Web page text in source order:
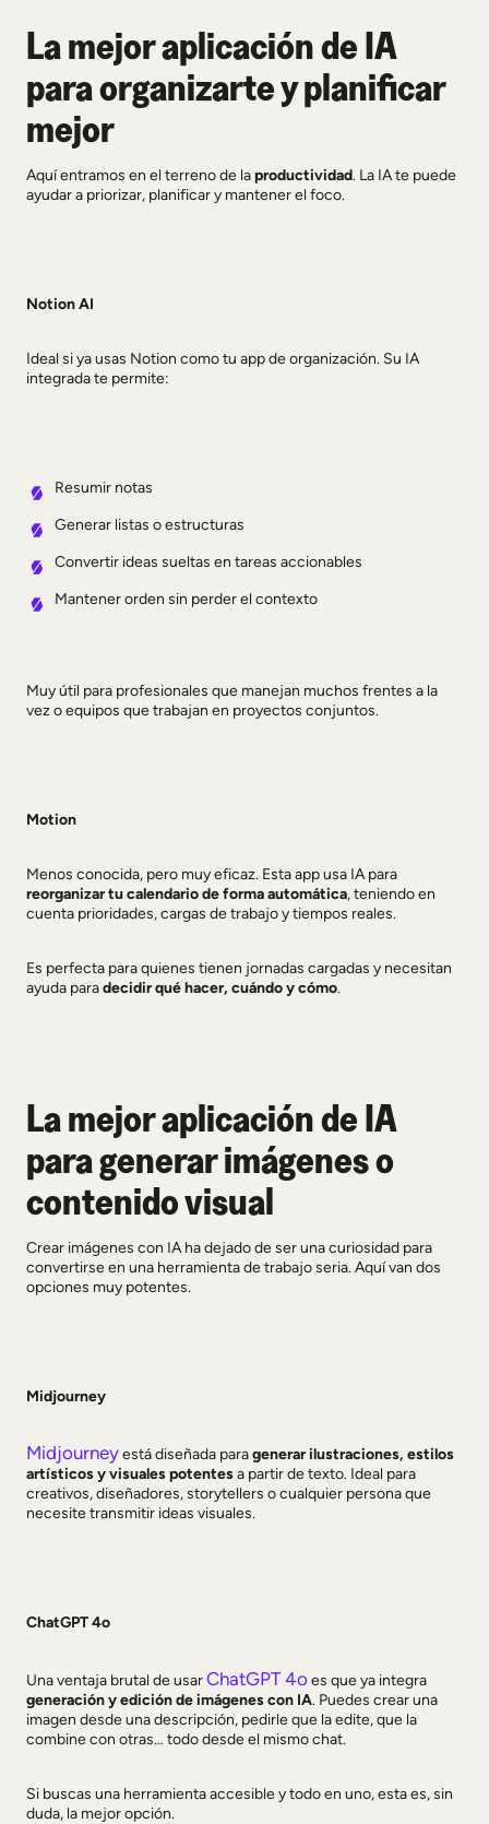
La mejor aplicación de IA
para organizarte y planificar
mejor
Aquí entramos en el terreno de laproductividad. La IA te puede
ayudar a priorizar, planificar y mantener el foco.
Notion AI
Ideal si ya usas Notion como tu app de organización. Su IA
integrada te permite:
Resumir notas
Generar listas o estructuras
Convertir ideas sueltas en tareas accionables
Mantener orden sin perder el contexto
Muy útil para profesionales que manejan muchos frentes a la
vez o equipos que trabajan en proyectos conjuntos.
Motion
Menos conocida, pero muy eficaz. Esta app usa IA para
reorganizar tu calendario de forma automática, teniendo en
cuenta prioridades, cargas de trabajo y tiempos reales.
Es perfecta para quienes tienen jornadas cargadas y necesitan
ayuda paradecidir qué hacer, cuándo y cómo.
La mejor aplicación de IA
para generar imágenes o
contenido visual
Crear imágenes con IA ha dejado de ser una curiosidad para
convertirse en una herramienta de trabajo seria. Aquí van dos
opciones muy potentes.
Midjourney
Midjourneyestá diseñada paragenerar ilustraciones, estilos
artísticos y visuales potentesa partir de texto. Ideal para
creativos, diseñadores, storytellers o cualquier persona que
necesite transmitir ideas visuales.
ChatGPT 4o
Una ventaja brutal de usarChatGPT 4oes que ya integra
generación y edición de imágenes con IA. Puedes crear una
imagen desde una descripción, pedirle que la edite, que la
combine con otras… todo desde el mismo chat.
Si buscas una herramienta accesible y todo en uno, esta es, sin
duda, la mejor opción.